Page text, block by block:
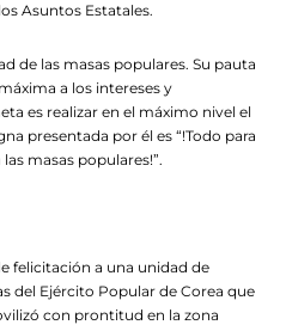
Asuntos Estatales.
de las masas populares. Su pauta
a los intereses y
es realizar en el máximo nivel el
presentada por él es “!Todo para
masas populares!”.
felicitación a una unidad de
del Ejército Popular de Corea que
con prontitud en la zona